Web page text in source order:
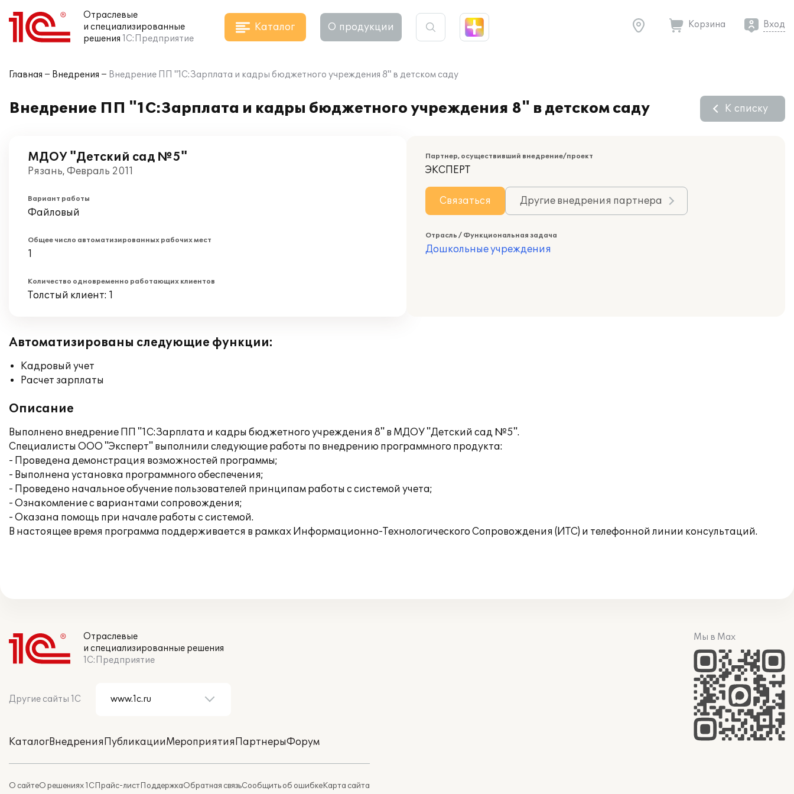
Отраслевые
и специализированные
решения 1С:Предприятие
Каталог О продукции Корзина Вход
Главная Внедрения Внедрение ПП "1С:Зарплата и кадры бюджетного учреждения 8" в детском саду
Внедрение ПП "1С:Зарплата и кадры бюджетного учреждения 8" в детском саду К списку
МДОУ "Детский сад №5"
Рязань, Февраль 2011
Вариант работы
Файловый
Общее число автоматизированных рабочих мест
1
Количество одновременно работающих клиентов
Толстый клиент: 1
Партнер, осуществивший внедрение/проект
ЭКСПЕРТ
Связаться Другие внедрения партнера
Отрасль / Функциональная задача
Дошкольные учреждения
Автоматизированы следующие функции:
Кадровый учет
Расчет зарплаты
Описание
Выполнено внедрение ПП "1С:Зарплата и кадры бюджетного учреждения 8" в МДОУ "Детский сад №5".
Специалисты ООО "Эксперт" выполнили следующие работы по внедрению программного продукта:
- Проведена демонстрация возможностей программы;
- Выполнена установка программного обеспечения;
- Проведено начальное обучение пользователей принципам работы с системой учета;
- Ознакомление с вариантами сопровождения;
- Оказана помощь при начале работы с системой.
В настоящее время программа поддерживается в рамках Информационно-Технологического Сопровождения (ИТС) и телефонной линии консультаций.
Отраслевые
и специализированные решения
1С:Предприятие
Другие сайты 1С
КаталогВнедренияПубликацииМероприятияПартнерыФорум
О сайтеО решениях 1СПрайс-листПоддержкаОбратная связьСообщить об ошибкеКарта сайта
Мы в Max